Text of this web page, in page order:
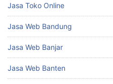
Jasa Toko Online
Jasa Web Bandung
Jasa Web Banjar
Jasa Web Banten